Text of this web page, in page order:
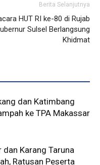
Berita Selanjutnya
HUT RI ke-80 di Rujab
Sulsel Berlangsung
Khidmat
dan Katimbang
ke TPA Makassar
dan Karang Taruna
Ratusan Peserta